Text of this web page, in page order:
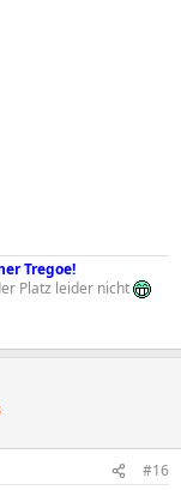
Tregoe!
Platz leider nicht
#16